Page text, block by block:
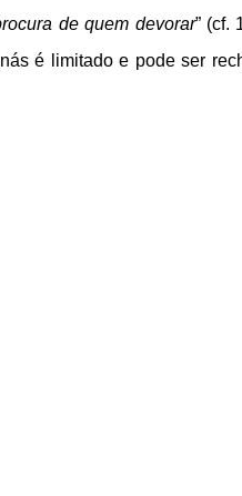
de quem devorar” (cf.
é limitado e pode ser